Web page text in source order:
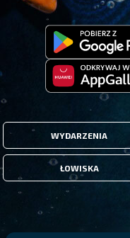
WYDARZENIA
ŁOWISKA